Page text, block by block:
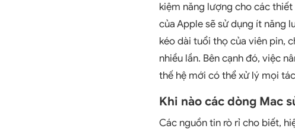
kiệm năng lượng cho các
của Apple sẽ sử dụng ít năng
kéo dài tuổi thọ của viên pin,
nhiều lần. Bên cạnh đó, việc
thế hệ mới có thể xử lý mọi
Khi nào các dòng Mac
Các nguồn tin rò rỉ cho biết,